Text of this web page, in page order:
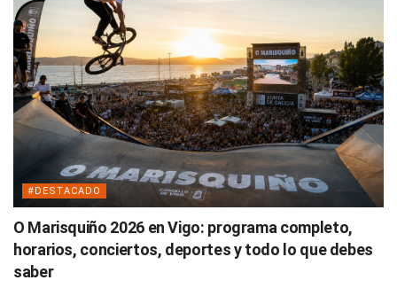
#DESTACADO
O Marisquiño 2026 en Vigo: programa completo,
horarios, conciertos, deportes y todo lo que debes
saber